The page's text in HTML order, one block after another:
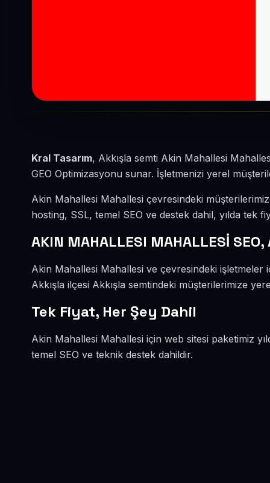
Kral Tasarım, Akkışla semti Akin Mahallesi
GEO Optimizasyonu sunar. İşletmenizi yerel
Akin Mahallesi Mahallesi çevresindeki
hosting, SSL, temel SEO ve destek dahil, yılda tek
AKIN MAHALLESI MAHALLESİ SEO,
Akin Mahallesi Mahallesi ve çevresindeki işletmeler
Akkışla ilçesi Akkışla semtindeki müşterilerimize
Tek Fiyat, Her Şey Dahil
Akin Mahallesi Mahallesi için web sitesi paketimiz
temel SEO ve teknik destek dahildir.